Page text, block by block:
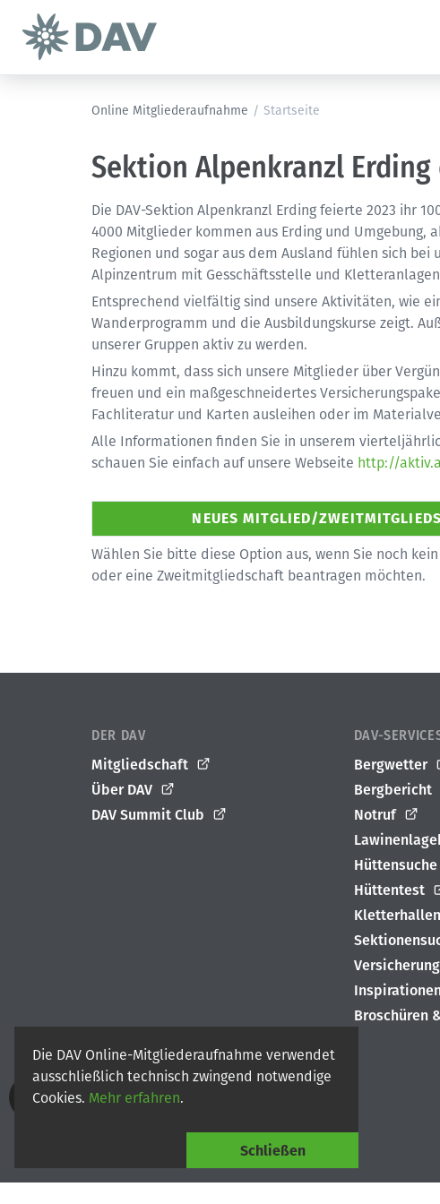
Die DAV Online-Mitgliederaufnahme verwendet
ausschließlich technisch zwingend notwendige
Cookies. Mehr erfahren.
Schließen
Online Mitgliederaufnahme / Startseite
Sektion Alpenkranzl
Die DAV-Sektion Alpenkranzl Erding feierte 2023 ihr
4000 Mitglieder kommen aus Erding und Umgebung,
Regionen und sogar aus dem Ausland fühlen sich bei
Alpinzentrum mit Gesschäftsstelle und
Entsprechend vielfältig sind unsere Aktivitäten, wie
Wanderprogramm und die Ausbildungskurse zeigt.
unserer Gruppen aktiv zu werden.
Hinzu kommt, dass sich unsere Mitglieder über
freuen und ein maßgeschneidertes
Fachliteratur und Karten ausleihen oder im
Alle Informationen finden Sie in unserem
schauen Sie einfach auf unsere Webseite http://
Wählen Sie bitte diese Option aus, wenn Sie noch
oder eine Zweitmitgliedschaft beantragen möchten.
DER DAV
Mitgliedschaft
Über DAV
DAV Summit Club
DAV-
Bergwetter
Bergbericht
Notruf
Hüttensuche
Hüttentest
Broschüren
© 2026Deutscher Alpenverein e.V.